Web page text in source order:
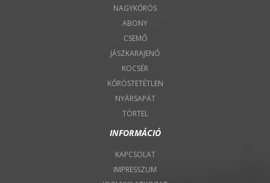
NAGYKŐRÖS
ABONY
CSEMŐ
JÁSZKARAJENŐ
KOCSÉR
KŐRÖSTETÉTLEN
NYÁRSAPÁT
TÖRTEL
INFORMÁCIÓ
KAPCSOLAT
IMPRESSZUM